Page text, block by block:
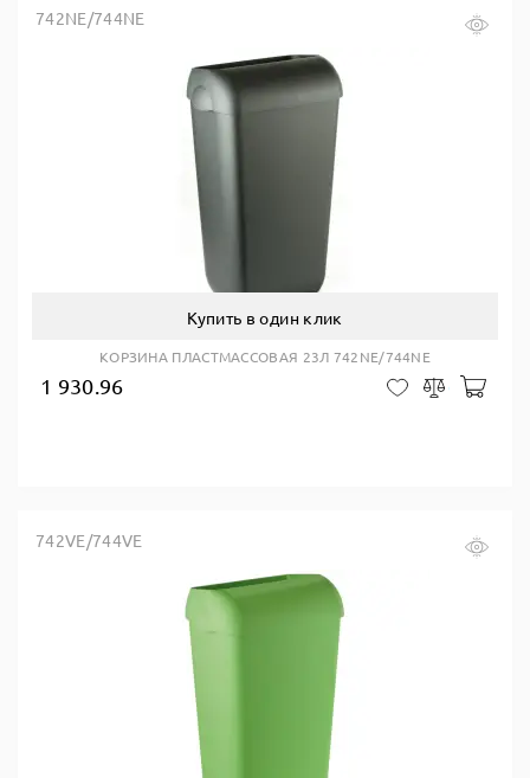
742NE/744NE
Купить в один клик
КОРЗИНА ПЛАСТМАССОВАЯ 23Л 742NE/744NE
1 930.96 В закладки
Сравнить
742VE/744VE